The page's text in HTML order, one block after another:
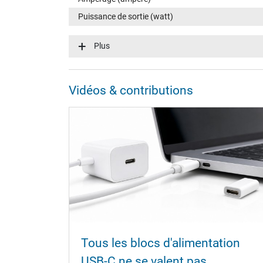
Puissance de sortie (watt)
Tension dentrée (volt)
Efficience énergétique
Connecteur du portable
Type / forme du connecteur
Longueur du câble de connexion (m) (env.)
Plus
Vidéos & contributions
Tous les blocs d'alimentation